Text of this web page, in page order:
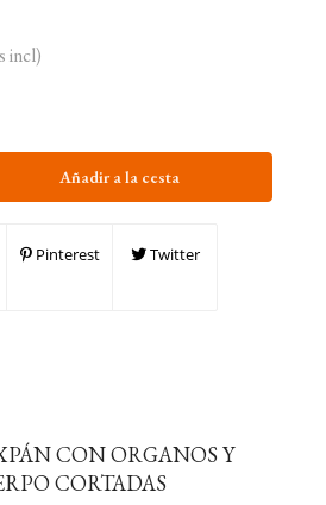
incl)
Añadir a la cesta
Pinterest Twitter
CON ORGANOS Y
CORTADAS